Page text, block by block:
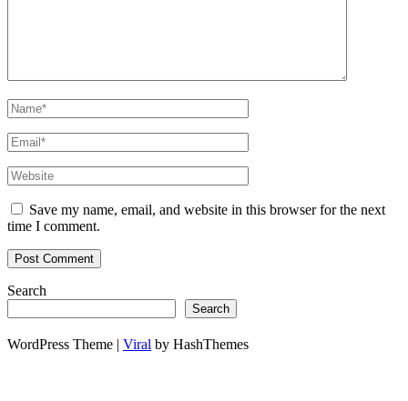
Save my name, email, and website in this browser for the next
time I comment.
Search
Search
WordPress Theme | Viral by HashThemes